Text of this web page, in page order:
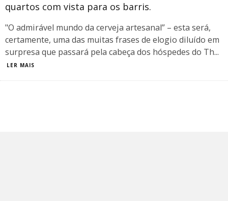
quartos com vista para os barris.
"O admirável mundo da cerveja artesanal” – esta será,
certamente, uma das muitas frases de elogio diluído em
surpresa que passará pela cabeça dos hóspedes do Th...
LER MAIS